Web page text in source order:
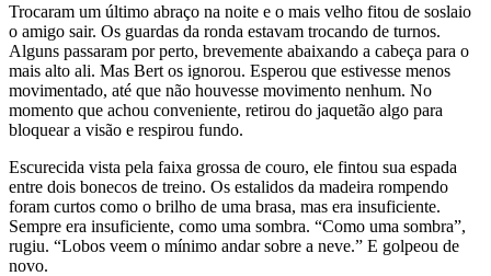
Trocaram um último abraço na noite e o mais velho fitou de soslaio
o amigo sair. Os guardas da ronda estavam trocando de turnos.
Alguns passaram por perto, brevemente abaixando a cabeça para o
mais alto ali. Mas Bert os ignorou. Esperou que estivesse menos
movimentado, até que não houvesse movimento nenhum. No
momento que achou conveniente, retirou do jaquetão algo para
bloquear a visão e respirou fundo.
Escurecida vista pela faixa grossa de couro, ele fintou sua espada
entre dois bonecos de treino. Os estalidos da madeira rompendo
foram curtos como o brilho de uma brasa, mas era insuficiente.
Sempre era insuficiente, como uma sombra. “Como uma sombra”,
rugiu. “Lobos veem o mínimo andar sobre a neve.” E golpeou de
novo.